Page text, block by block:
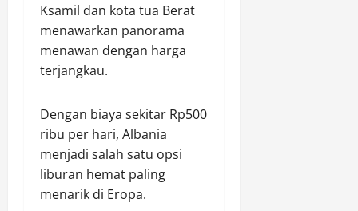
Ksamil dan kota tua Berat
menawarkan panorama
menawan dengan harga
terjangkau.
Dengan biaya sekitar Rp500
ribu per hari, Albania
menjadi salah satu opsi
liburan hemat paling
menarik di Eropa.